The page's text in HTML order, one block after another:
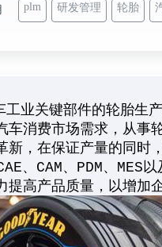
plm 研发管理 轮胎
业关键部件的轮胎生
消费市场需求，从事
，在保证产量的同时
、CAM、PDM、MES
高产品质量，以增加